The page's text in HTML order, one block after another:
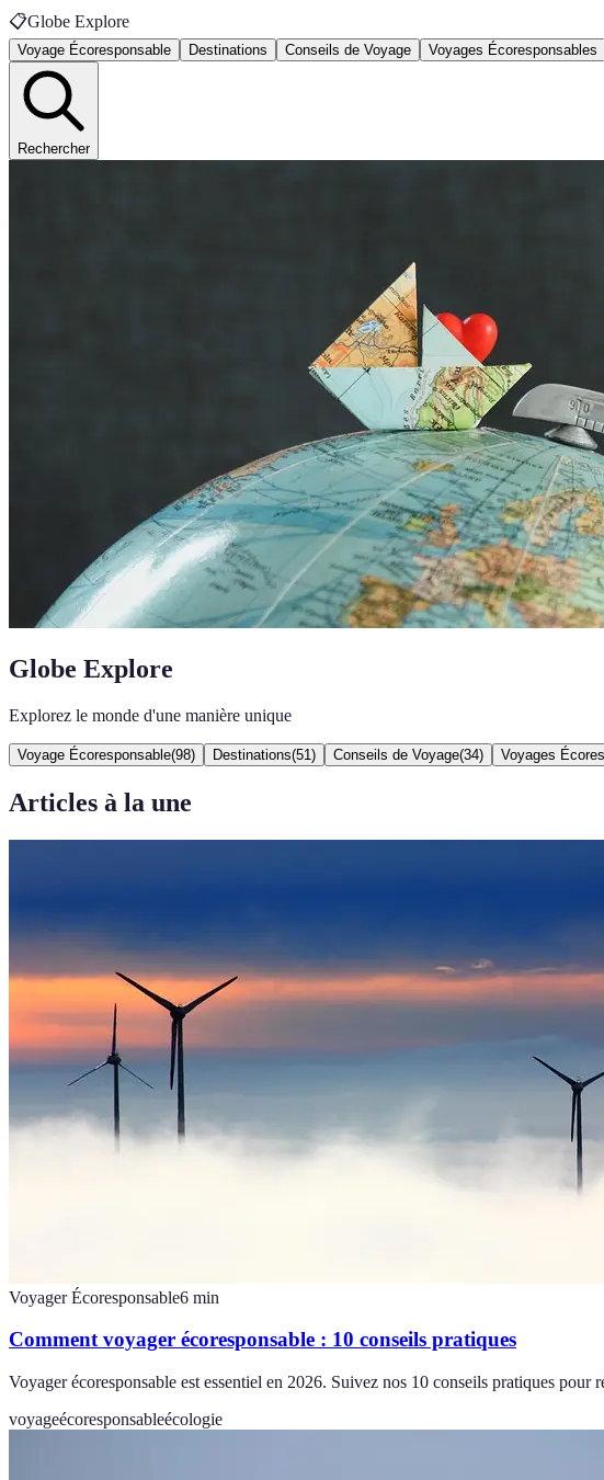
📋Globe Explore
Voyage Écoresponsable Destinations Conseils de Voyage Voyages Écoresponsables
Rechercher
Globe Explore
Explorez le monde d'une manière unique
Voyage Écoresponsable(98) Destinations(51 ) Conseils de Voyage(34) Voyages
Articles à la une
Voyager Écoresponsable6 min
Comment voyager écoresponsable : 10 conseils pratiques
Voyager écoresponsable est essentiel en 2026. Suivez nos 10 conseils pratiques
voyageécoresponsableécologie